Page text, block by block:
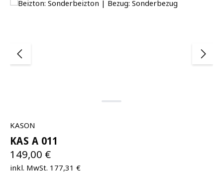
Bildergalerie überspringen
KASON
KAS A 011
149,00 €
inkl. MwSt. 177,31 €